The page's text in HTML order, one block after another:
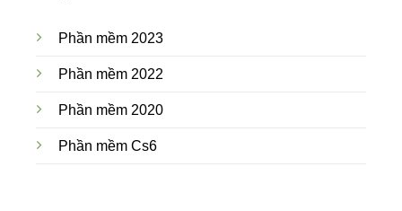
Phần mềm 2023
Phần mềm 2022
Phần mềm 2020
Phần mềm Cs6